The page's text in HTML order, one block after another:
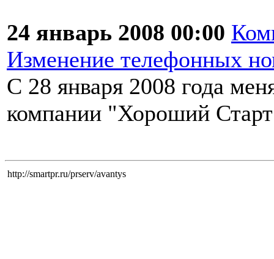
24 январь 2008 00:00
Изменение телефонных
C 28 января 2008 года
компании "Хороший
http://smartpr.ru/prserv/avantys